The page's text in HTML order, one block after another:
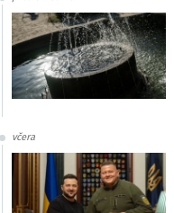
včera